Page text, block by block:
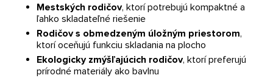
Mestských rodičov, ktorí potrebujú kompaktné a
ľahko skladateľné riešenie
Rodičov s obmedzeným úložným priestorom,
ktorí oceňujú funkciu skladania na plocho
Ekologicky zmýšľajúcich rodičov, ktorí preferujú
prírodné materiály ako bavlnu